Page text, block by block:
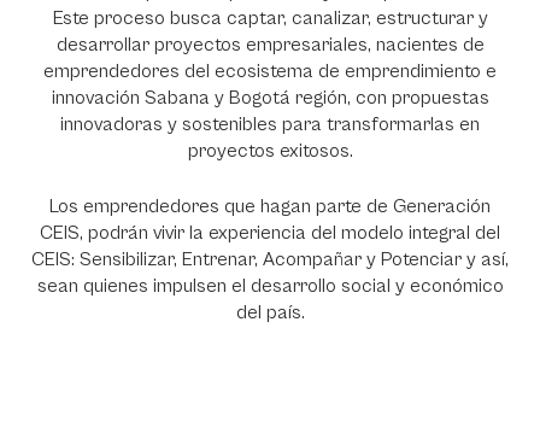
Este proceso busca captar, canalizar, estructurar y
desarrollar proyectos empresariales, nacientes de
emprendedores del ecosistema de emprendimiento e
innovación Sabana y Bogotá región, con propuestas
innovadoras y sostenibles para transformarlas en
proyectos exitosos.
Los emprendedores que hagan parte de Generación
CEIS, podrán vivir la experiencia del modelo integral del
CEIS: Sensibilizar, Entrenar, Acompañar y Potenciar y así,
sean quienes impulsen el desarrollo social y económico
del país.